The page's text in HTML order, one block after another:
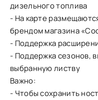
дизельного топлива
- На карте
брендом магазина
- Поддержка
- Поддержка сезонов,
выбранную листву
Важно:
- Чтобы сохранить